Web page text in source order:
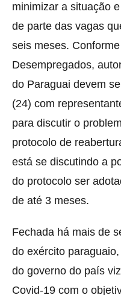
minimizar a situação
de parte das vagas
seis meses.
Desempregados,
do Paraguai devem
(24) com
para discutir o
protocolo de
está se discutindo a
do protocolo ser
de até 3 meses.
Fechada há mais de
do exército
do governo do país
Covid-19 com o